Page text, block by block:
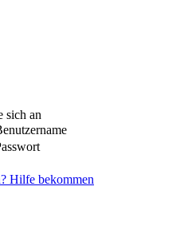
sich an
Hilfe bekommen